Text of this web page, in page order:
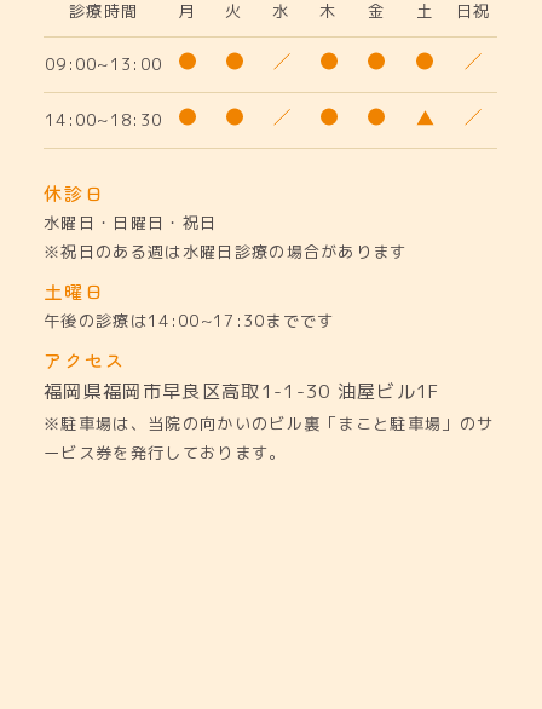
診療時間 月 火 水 木 金 土 日祝
09:00~13:00
14:00~18:30
休診日
水曜日・日曜日・祝日
※祝日のある週は水曜日診療の場合があります
土曜日
午後の診療は14:00~17:30までです
アクセス
福岡県福岡市早良区高取1-1-30 油屋ビル1F
※駐車場は、当院の向かいのビル裏「まこと駐車場」のサ
ービス券を発行しております。